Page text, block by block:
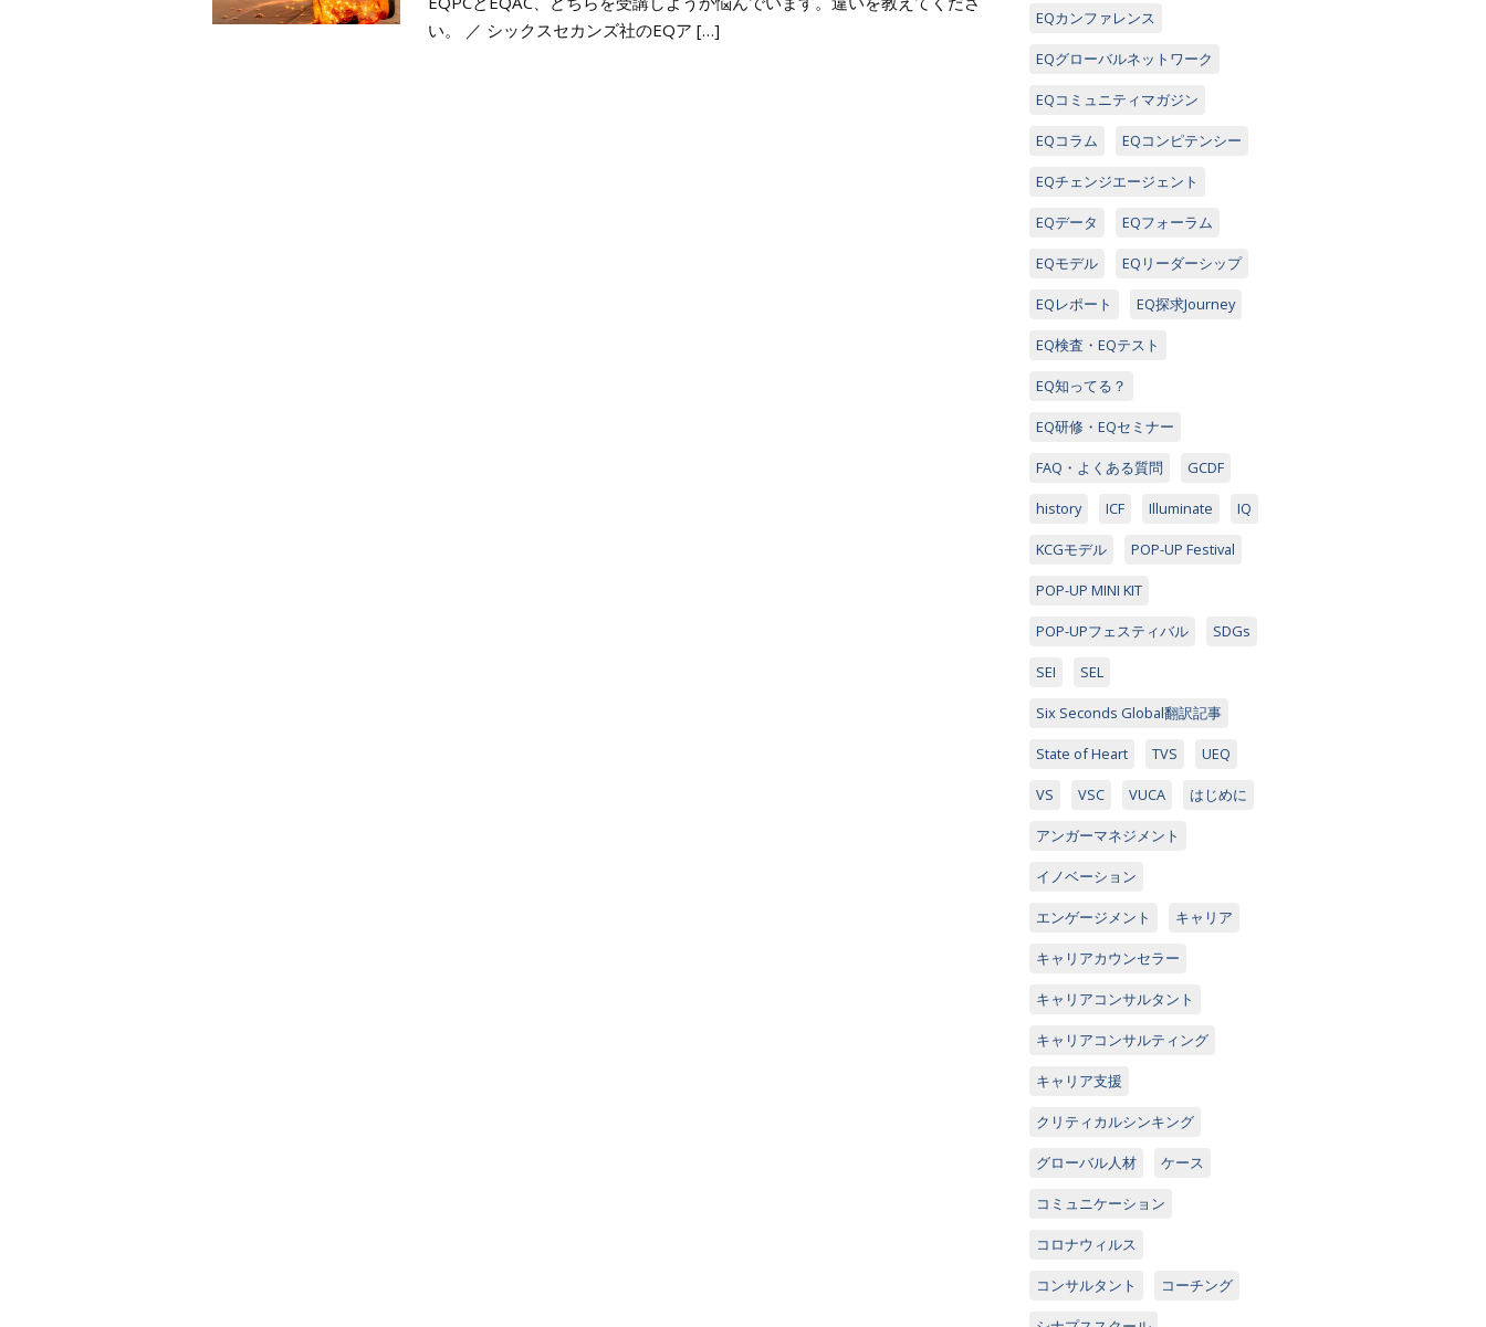
い。 ／ シックスセカンズ社のEQア […]
EQカンファレンス
EQグローバルネットワーク
EQコミュニティマガジン
EQコラム EQコンピテンシー
EQチェンジエージェント
EQデータ EQフォーラム
EQモデル EQリーダーシップ
EQレポート EQ探求Journey
EQ検査・EQテスト
EQ知ってる？
EQ研修・EQセミナー
FAQ・よくある質問 GCDF
history ICF Illuminate IQ
KCGモデル POP-UP Festival
POP-UP MINI KIT
POP-UPフェスティバル SDGs
SEI SEL
Six Seconds Global翻訳記事
State of Heart TVS UEQ
VS VSC VUCA はじめに
アンガーマネジメント
イノベーション
エンゲージメント キャリア
キャリアカウンセラー
キャリアコンサルタント
キャリアコンサルティング
キャリア支援
クリティカルシンキング
グローバル人材 ケース
コミュニケーション
コロナウィルス
コンサルタント コーチング